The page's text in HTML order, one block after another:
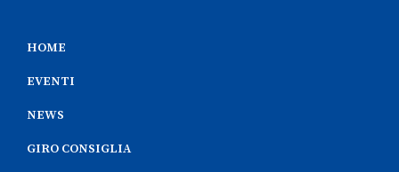
HOME
EVENTI
NEWS
GIRO CONSIGLIA